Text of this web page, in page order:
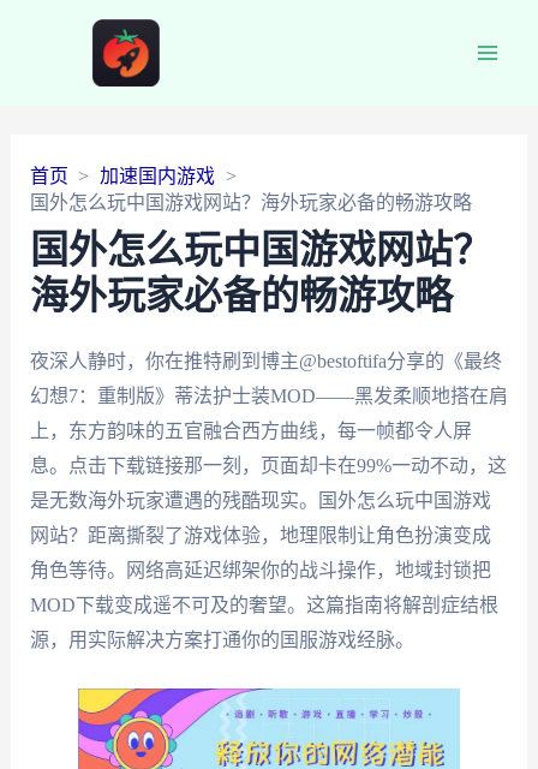
首页
加速国内游戏
国外怎么玩中国游戏网站？海外玩家必备的畅游攻略
国外怎么玩中国游戏网站？
海外玩家必备的畅游攻略
夜深人静时，你在推特刷到博主@bestoftifa分享的《最终
幻想7：重制版》蒂法护士装MOD——黑发柔顺地搭在肩
上，东方韵味的五官融合西方曲线，每一帧都令人屏
息。点击下载链接那一刻，页面却卡在99%一动不动，这
是无数海外玩家遭遇的残酷现实。国外怎么玩中国游戏
网站？距离撕裂了游戏体验，地理限制让角色扮演变成
角色等待。网络高延迟绑架你的战斗操作，地域封锁把
MOD下载变成遥不可及的奢望。这篇指南将解剖症结根
源，用实际解决方案打通你的国服游戏经脉。